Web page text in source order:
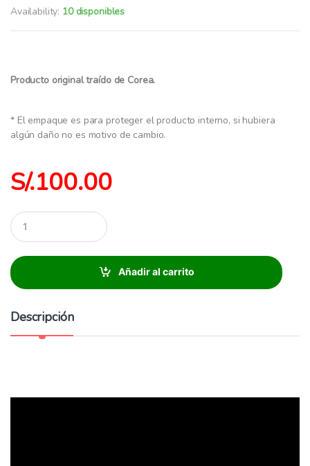
Availability: 10 disponibles
Producto original traído de Corea.
* El empaque es para proteger el producto interno, si hubiera
algún daño no es motivo de cambio.
S/.100.00
C
a
n
i
d
:
Añadir al carrito
Descripción